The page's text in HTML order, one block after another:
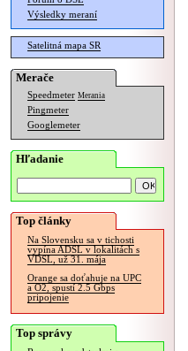
Výsledky meraní
Satelitná mapa SR
Merače
Speedmeter Merania
Pingmeter
Googlemeter
Hľadanie
Top články
Na Slovensku sa v tichosti
vypína ADSL v lokalitách s
VDSL, už 31. mája
Orange sa doťahuje na UPC
a O2, spustí 2.5 Gbps
pripojenie
Top správy